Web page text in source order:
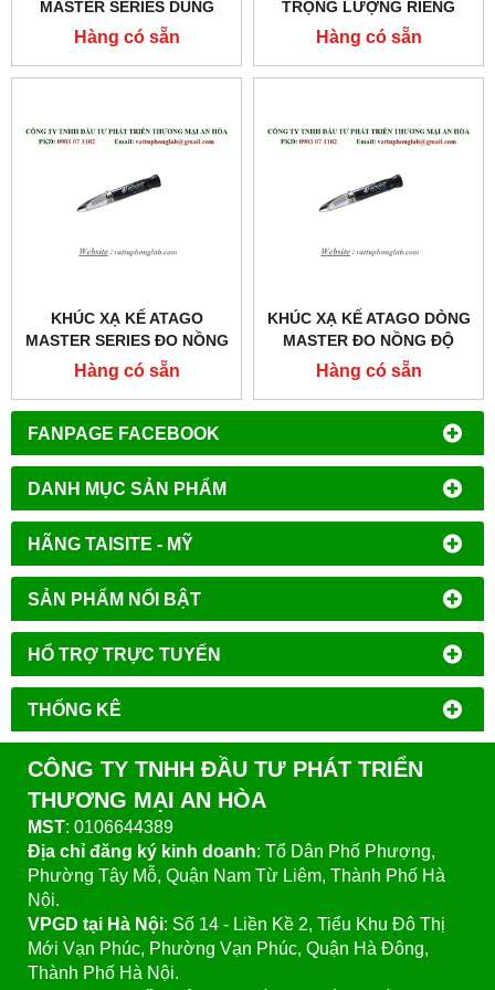
FANPAGE FACEBOOK
DANH MỤC SẢN PHẨM
HÃNG TAISITE - MỸ
SẢN PHẨM NỔI BẬT
HỔ TRỢ TRỰC TUYẾN
THỐNG KÊ
MASTER SERIES DÙNG
CHO KHÁM VÀ CHỮA
BỆNH MODEL:MASTER-
SUR/NΑ
Hàng có sẵn
TRỌNG LƯỢNG RIÊNG
NƯỚC TIỂU CỦA CHÓ
MODEL:PAL-USG (DOG)
Hàng có sẵn
KHÚC XẠ KẾ ATAGO
MASTER SERIES ĐO NỒNG
ĐỘ RƯỢU
MODEL:MASTER-KMW
Hàng có sẵn
KHÚC XẠ KẾ ATAGO DÒNG
MASTER ĐO NỒNG ĐỘ
RƯỢU MODEL:MASTER-
GOE
Hàng có sẵn
CÔNG TY TNHH ĐẦU TƯ PHÁT TRIỂN
THƯƠNG MẠI AN HÒA
MST: 0106644389
Địa chỉ đăng ký kinh doanh: Tổ Dân Phố Phượng,
Phường Tây Mỗ, Quận Nam Từ Liêm, Thành Phố Hà
Nội.
VPGD tại Hà Nội: Số 14 - Liền Kề 2, Tiểu Khu Đô Thị
Mới Vạn Phúc, Phường Vạn Phúc, Quận Hà Đông,
Thành Phố Hà Nội.